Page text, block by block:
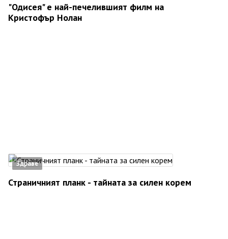
"Одисея" е най-печелившият филм на
Кристофър Нолан
Здраве
Страничният планк - тайната за силен корем